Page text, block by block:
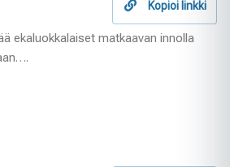
Kopioi linkki
ekaluokkalaiset matkaavan innolla